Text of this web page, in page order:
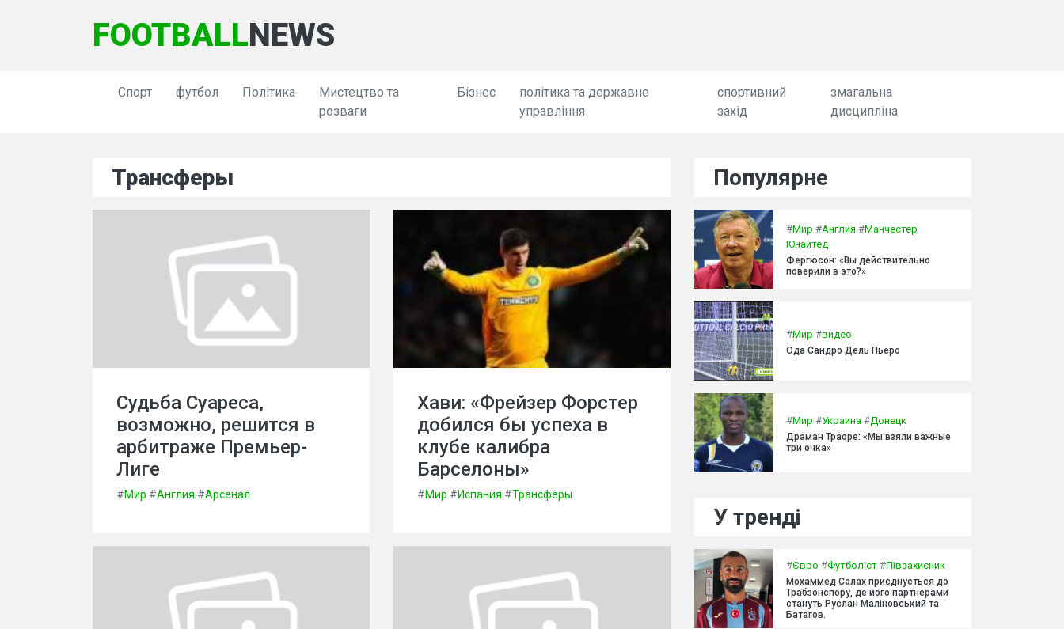
FOOTBALLNEWS
Спорт футбол Політика
Мистецтво та
розваги
Бізнес
політика та державне
управління
спортивний
захід
змагальна
дисципліна
Трансферы
Судьба Суареса,
возможно, решится в
арбитраже Премьер-
Лиге
#Мир #Англия #Арсенал
Хави: «Фрейзер Форстер
добился бы успеха в
клубе калибра
Барселоны»
#Мир #Испания #Трансферы
Популярне
#Мир #Англия #Манчестер
Юнайтед
Фергюсон: «Вы действительно
поверили в это?»
#Мир #видео
Ода Сандро Дель Пьеро
#Мир #Украина #Донецк
Драман Траоре: «Мы взяли важные
три очка»
У тренді
#Євро #Футболіст #Півзахисник
Мохаммед Салах приєднується до
Трабзонспору, де його партнерами
стануть Руслан Маліновський та
Батагов.